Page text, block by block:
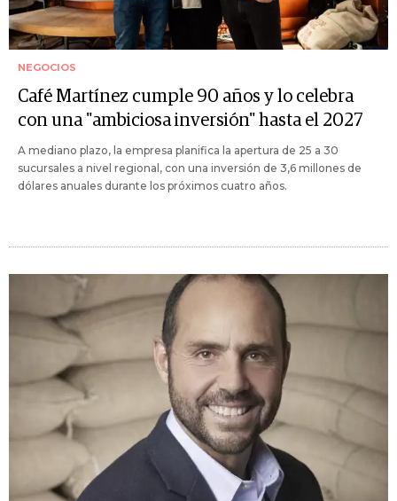
NEGOCIOS
Café Martínez cumple 90 años y lo celebra
con una "ambiciosa inversión" hasta el 2027
A mediano plazo, la empresa planifica la apertura de 25 a 30
sucursales a nivel regional, con una inversión de 3,6 millones de
dólares anuales durante los próximos cuatro años.